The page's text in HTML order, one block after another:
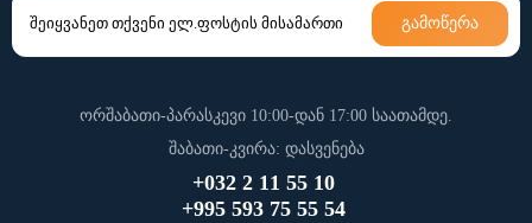
გამოწერა
ორშაბათი-პარასკევი 10:00-დან 17:00 საათამდე.
შაბათი-კვირა: დასვენება
+032 2 11 55 10
+995 593 75 55 54